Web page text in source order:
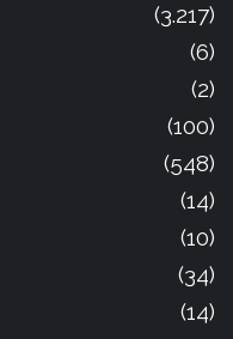
(3.217)
(6)
(2)
(100)
(548)
(14)
(10)
(34)
(14)